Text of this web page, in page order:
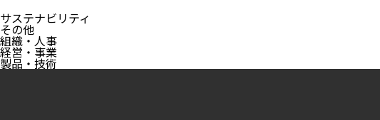
サステナビリティ
その他
組織・人事
経営・事業
製品・技術